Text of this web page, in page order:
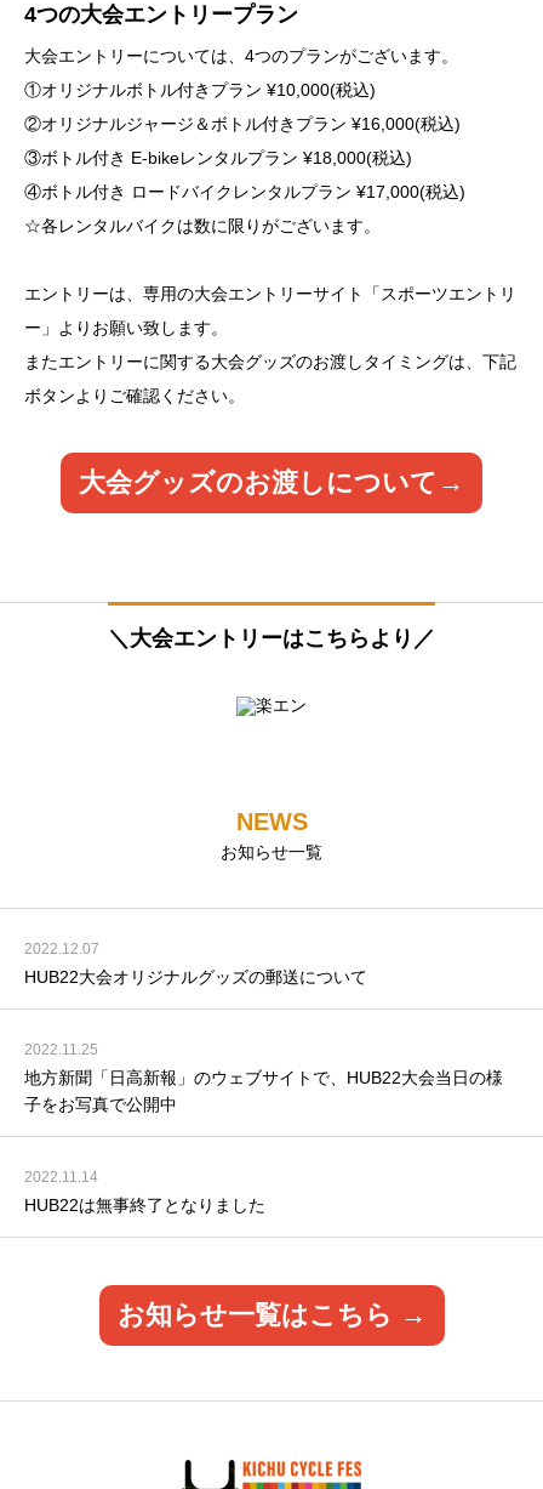
4つの大会エントリープラン
大会エントリーについては、4つのプランがございます。
①オリジナルボトル付きプラン ¥10,000(税込)
②オリジナルジャージ＆ボトル付きプラン ¥16,000(税込)
③ボトル付き E-bikeレンタルプラン ¥18,000(税込)
④ボトル付き ロードバイクレンタルプラン ¥17,000(税込)
☆各レンタルバイクは数に限りがございます。
エントリーは、専用の大会エントリーサイト「スポーツエントリ
ー」よりお願い致します。
またエントリーに関する大会グッズのお渡しタイミングは、下記
ボタンよりご確認ください。
大会グッズのお渡しについて→
HUB22への参加要件や注意事項について
エントリーご希望の方は、大会規約をよくお読みになられてから
エントリーをお願い致します。
大会規約については、下記ボタンよりご確認ください。
大会規約はこちら
新型コロナウイルス感染症対策について
HUB22では、新型コロナウイルス感染症対策として、皆様に安
心・安全に大会に参加していただく為、事前検温や消毒、走行時
以外のマスク着用等をお願いしております。
詳しくは下記ボタンよりご確認ください。
＼大会エントリーはこちらより／
NEWS
お知らせ一覧
2022.12.07
HUB22大会オリジナルグッズの郵送について
2022.11.25
地方新聞「日高新報」のウェブサイトで、HUB22大会当日の様
子をお写真で公開中
2022.11.14
HUB22は無事終了となりました
お知らせ一覧はこちら →